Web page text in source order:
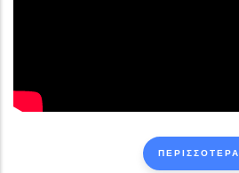
ΠΕΡΙΣΣΟΤΕΡΑ